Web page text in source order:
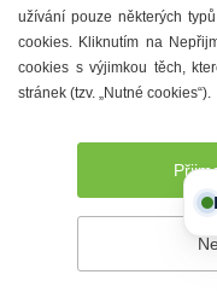
Prohlášení o
užívání pouze některých
cookies. Kliknutím na
cookies s výjimkou těch,
stránek (tzv. „Nutné cookies“).